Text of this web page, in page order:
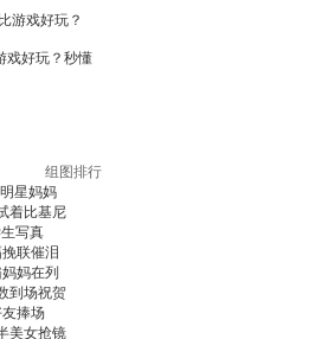
组图排行
星妈妈
着比基尼
写真
联催泪
妈在列
到场祝贺
捧场
美女抢镜